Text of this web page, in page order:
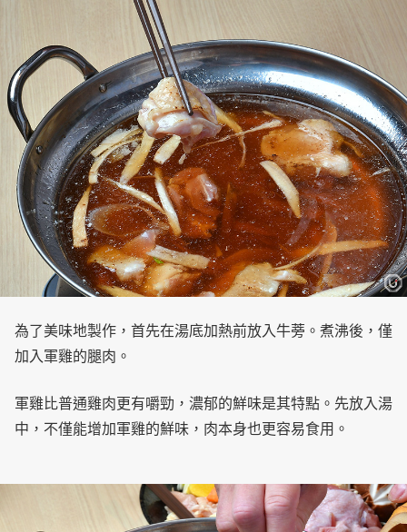
為了美味地製作，首先在湯底加熱前放入牛蒡。煮沸後，僅
加入軍雞的腿肉。
軍雞比普通雞肉更有嚼勁，濃郁的鮮味是其特點。先放入湯
中，不僅能增加軍雞的鮮味，肉本身也更容易食用。